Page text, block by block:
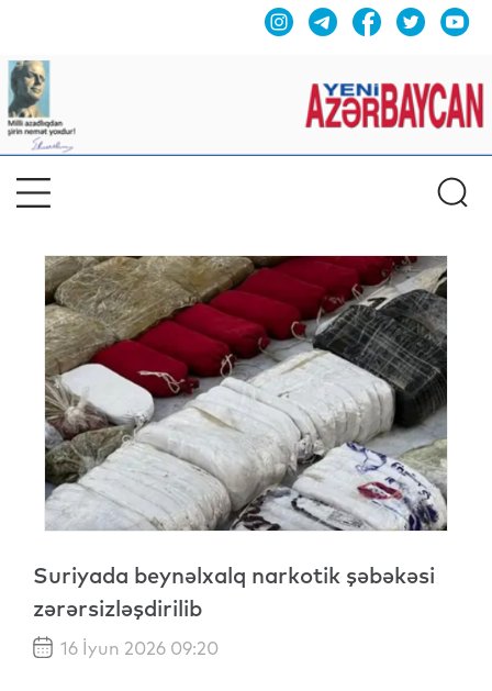
Suriyada beynəlxalq narkotik şəbəkəsi
zərərsizləşdirilib
16 İyun 2026 09:20